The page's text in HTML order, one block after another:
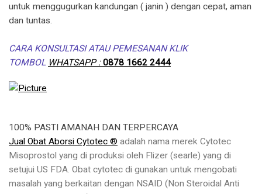
untuk menggugurkan kandungan ( janin ) dengan cepat, aman
dan tuntas.
CARA KONSULTASI ATAU PEMESANAN KLIK
TOMBOL WHATSAPP :0878 1662 2444
100% PASTI AMANAH DAN TERPERCAYA
Jual Obat Aborsi Cytotec ® adalah nama merek Cytotec
Misoprostol yang di produksi oleh Flizer (searle) yang di
setujui US FDA. Obat cytotec di gunakan untuk mengobati
masalah yang berkaitan dengan NSAID (Non Steroidal Anti